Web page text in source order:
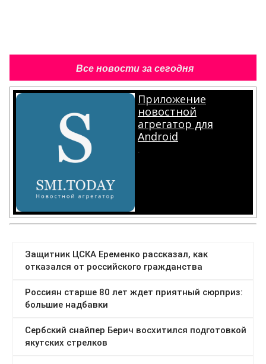
Все новости за сегодня
Приложение
новостной
агрегатор для
Android
.